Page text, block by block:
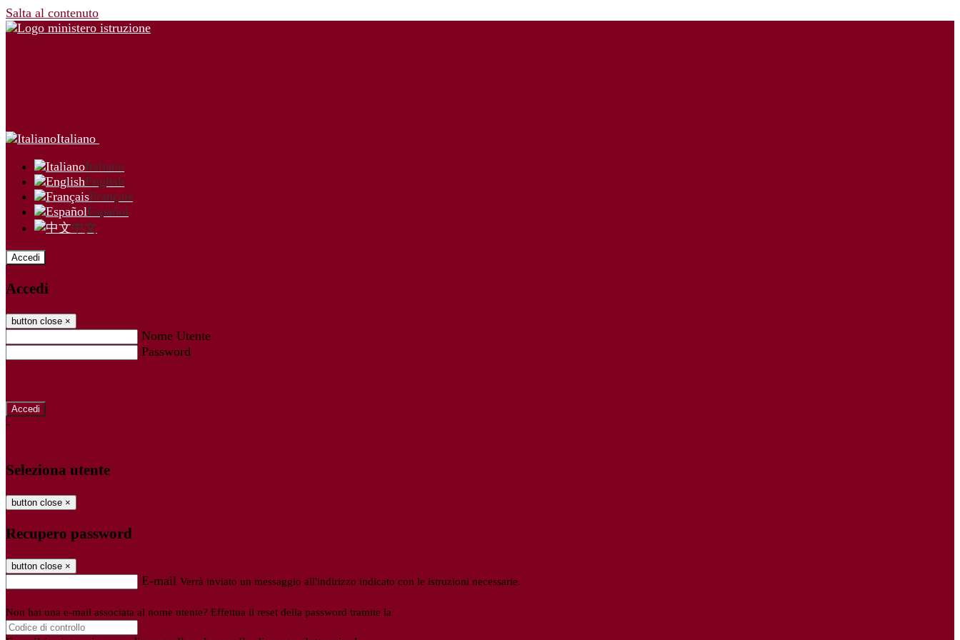
Salta al contenuto
Italiano
Italiano
English
Français
Español
中文
Accedi
Accedi
button close ×
Nome Utente
Password
-
Seleziona utente
button close ×
Recupero password
button close ×
E-mail Verrà inviato un messaggio all'indirizzo indicato con le istruzioni necessarie.
Non hai una e-mail associata al nome utente? Effettua il reset della password tramite la